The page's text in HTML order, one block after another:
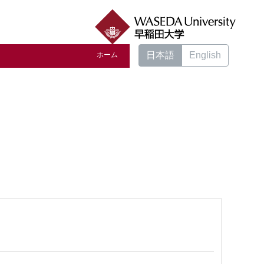
ホーム 日本語 English